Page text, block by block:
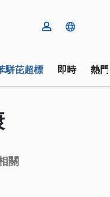
駢芘超標 即時 熱
關